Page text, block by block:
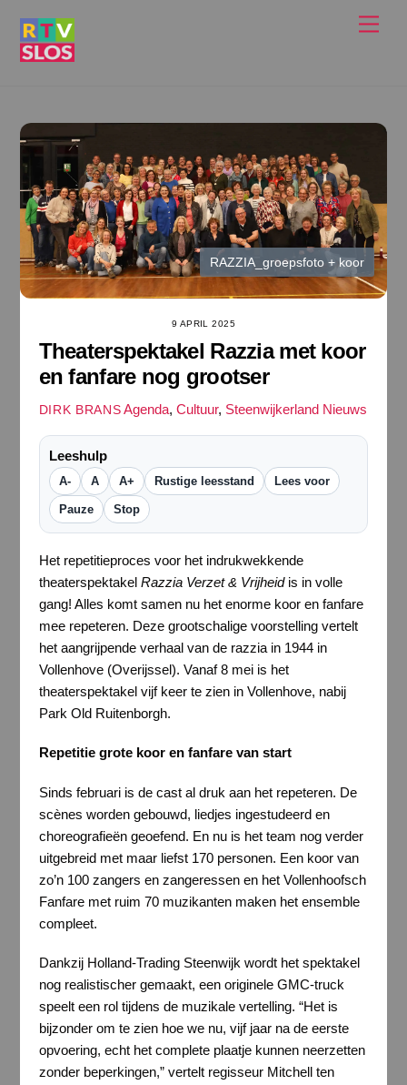
RAZZIA_groepsfoto + koor
9 APRIL 2025
Theaterspektakel Razzia met koor
en fanfare nog grootser
DIRK BRANS Agenda,Cultuur, Steenwijkerland Nieuws
Leeshulp
A- A A+ Rustige leesstand Lees voor
Pauze Stop
Het repetitieproces voor het indrukwekkende
theaterspektakel Razzia Verzet & Vrijheidis in volle
gang! Alles komt samen nu het enorme koor en fanfare
mee repeteren. Deze grootschalige voorstelling vertelt
het aangrijpende verhaal van de razzia in 1944 in
Vollenhove (Overijssel). Vanaf 8 mei is het
theaterspektakel vijf keer te zien in Vollenhove, nabij
Park Old Ruitenborgh.
Repetitie grote koor en fanfare van start
Sinds februari is de cast al druk aan het repeteren. De
scènes worden gebouwd, liedjes ingestudeerd en
choreografieën geoefend. En nu is het team nog verder
uitgebreid met maar liefst 170 personen. Een koor van
zo’n 100 zangers en zangeressen en het Vollenhoofsch
Fanfare met ruim 70 muzikanten maken het ensemble
compleet.
Dankzij Holland-Trading Steenwijk wordt het spektakel
nog realistischer gemaakt, een originele GMC-truck
speelt een rol tijdens de muzikale vertelling. “Het is
bijzonder om te zien hoe we nu, vijf jaar na de eerste
opvoering, echt het complete plaatje kunnen neerzetten
zonder beperkingen,” vertelt regisseur Mitchell ten